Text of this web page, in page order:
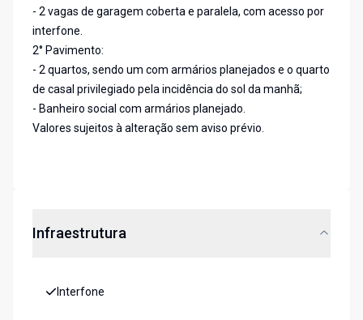
- 2 vagas de garagem coberta e paralela, com acesso por
interfone.
2° Pavimento:
- 2 quartos, sendo um com armários planejados e o quarto
de casal privilegiado pela incidência do sol da manhã;
- Banheiro social com armários planejado.
Valores sujeitos à alteração sem aviso prévio.
Infraestrutura
Interfone